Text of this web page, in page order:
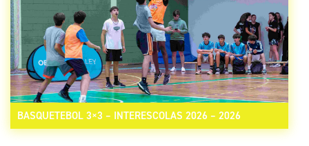
BASQUETEBOL 3×3 – INTERESCOLAS 2026 – 2026